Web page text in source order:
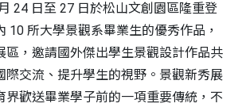
24 日至 27 日於松山文創園區隆重登
10 所大學景觀系畢業生的優秀作品，
區，邀請國外傑出學生景觀設計作品共
際交流、提升學生的視野。景觀新秀展
界歡送畢業學子前的一項重要傳統，不